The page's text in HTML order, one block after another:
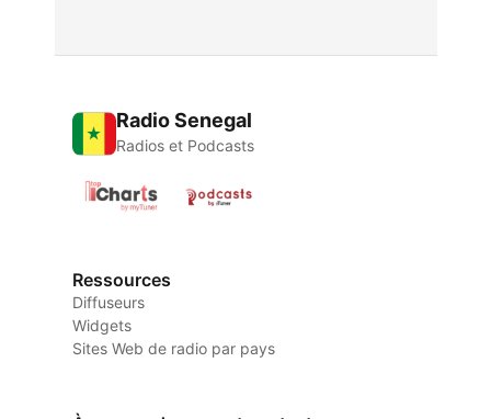
Radio Senegal
Radios et Podcasts
Ressources
Diffuseurs
Widgets
Sites Web de radio par pays